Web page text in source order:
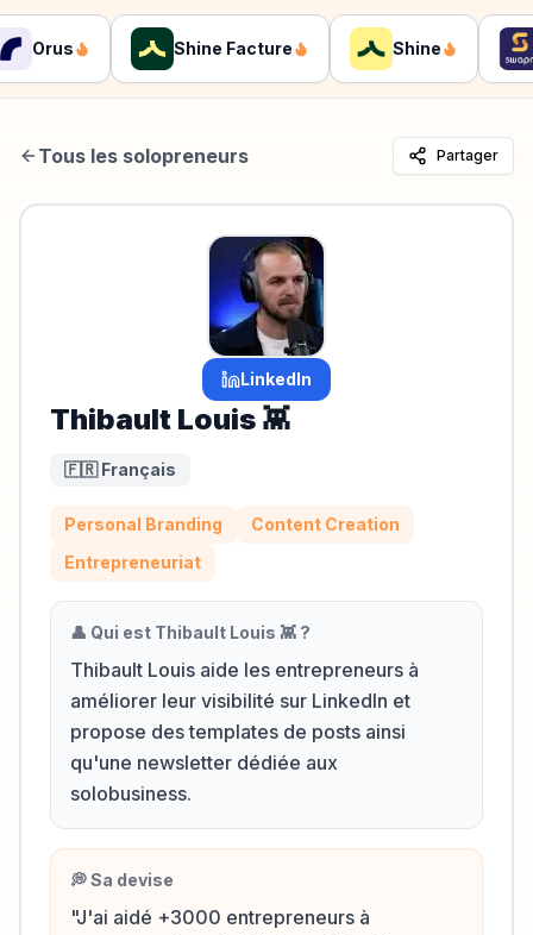
Orus Shine Facture Shine
Tous les solopreneurs Partager
LinkedIn
Thibault Louis 👾
🇫🇷 Français
Personal Branding
Content Creation
Entrepreneuriat
👤 Qui est Thibault Louis 👾 ?
Thibault Louis aide les entrepreneurs à
améliorer leur visibilité sur LinkedIn et
propose des templates de posts ainsi
qu'une newsletter dédiée aux
solobusiness.
💭 Sa devise
"J'ai aidé +3000 entrepreneurs à